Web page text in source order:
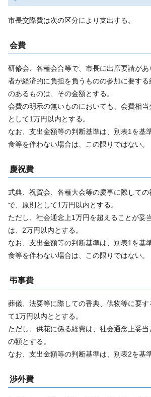
市長交際費は次の区分により支出する。
会費
研修会、各種会合等で、市長に出席要請が
者が経済的に負担を負うものの参加に要す
のあるものは、その金額とする。
会費の明示の無いものにおいても、会費相当
として1万円以内とする。
なお、支出金額等の判断基準は、別表1を基
食等を伴わない場合は、この限りではない。
慶祝費
式典、祝賀会、各種大会等の慶事に際して
で、原則として1万円以内とする。
ただし、社会通念上1万円を超えることが妥
は、2万円以内とする。
なお、支出金額等の判断基準は、別表1を基
食等を伴わない場合は、この限りではない。
弔事費
葬儀、法要等に際しての香典、供物等に要す
て1万円以内ととする。
ただし、供花に係る経費は、社会通念上妥
の額とする。
なお、支出金額等の判断基準は、別表2を基
渉外費